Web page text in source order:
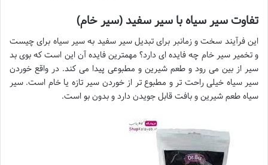
تفاوت سیر سیاه با سیر سفید (سیر خام)
این فرآیند سخت و زمانبر برای تبدیل سیر سفید به سیر سیاه برای چیست
و تخمیر سیر خام چه فایده ای دارد؟ مهمترین فایده آن این است که بوی بد
سیر از بین می رود و طعم شیرین و مطبوعی پیدا می کند. در واقع خوردن
سیر سیاه خیلی راحت تر و مطبوع تر از خوردن سیر تازه یا خام است. سیر
سیاه طعم شیرین و بافت قابل جویدن دارد و بدون بو است.